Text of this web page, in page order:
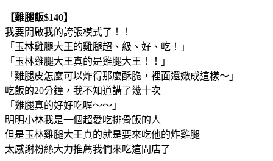
【雞腿飯$140】
我要開啟我的誇張模式了！！
「玉林雞腿大王的雞腿超、級、好、吃！」
「玉林雞腿大王真的是雞腿大王！！」
「雞腿皮怎麼可以炸得那麼酥脆，裡面還嫩成這樣～」
吃飯的20分鐘，我不知道講了幾十次
「雞腿真的好好吃喔～～」
明明小林我是一個超愛吃排骨飯的人
但是玉林雞腿大王真的就是要來吃他的炸雞腿
太感謝粉絲大力推薦我們來吃這間店了